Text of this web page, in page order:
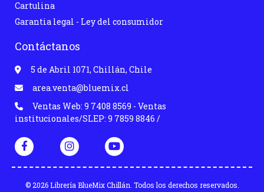
Cartulina
Garantia legal - Ley del consumidor
Contáctanos
5 de Abril 1071, Chillán, Chile
area.venta@bluemix.cl
Ventas Web: 9 7408 8569 - Ventas
institucionales/SLEP: 9 7859 8846 /
© 2026 Librería BlueMix Chillán. Todos los derechos reservados.